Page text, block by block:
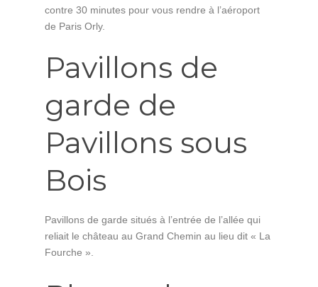
contre 30 minutes pour vous rendre à l’aéroport
de Paris Orly.
Pavillons de
garde de
Pavillons sous
Bois
Pavillons de garde situés à l’entrée de l’allée qui
reliait le château au Grand Chemin au lieu dit « La
Fourche ».